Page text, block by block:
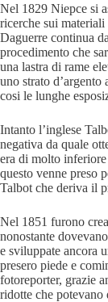
Nel 1829 Niepce si
ricerche sui
Daguerre continua
procedimento che
una lastra di rame
uno strato d’argento
cosi le lunghe
Intanto l’inglese
negativa da quale
era di molto
questo venne preso
Talbot che deriva il
Nel 1851 furono
nonostante
e sviluppate ancora
presero piede e
fotoreporter, grazie
ridotte che potevano